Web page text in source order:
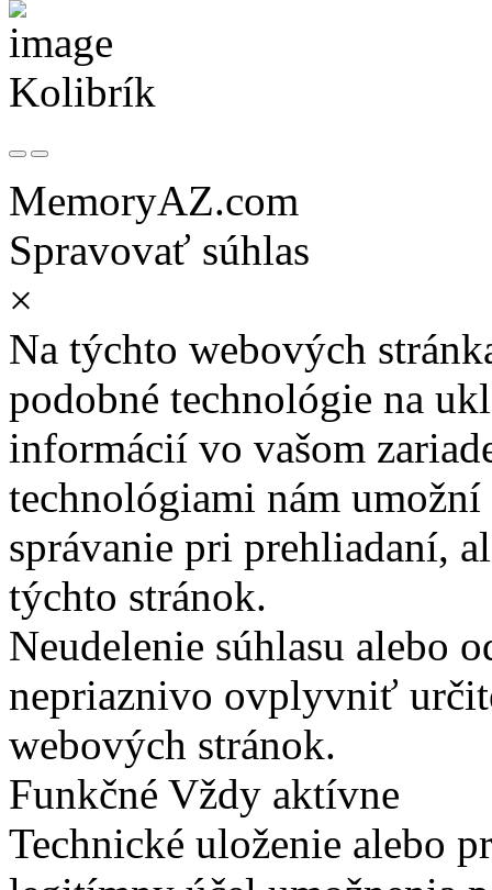
Kolibrík
MemoryAZ.com
Spravovať súhlas
×
Na týchto webových
podobné technológie na
informácií vo vašom
technológiami nám
správanie pri prehliadaní,
týchto stránok.
Neudelenie súhlasu alebo
nepriaznivo ovplyvniť
webových stránok.
Funkčné Vždy aktívne
Technické uloženie alebo